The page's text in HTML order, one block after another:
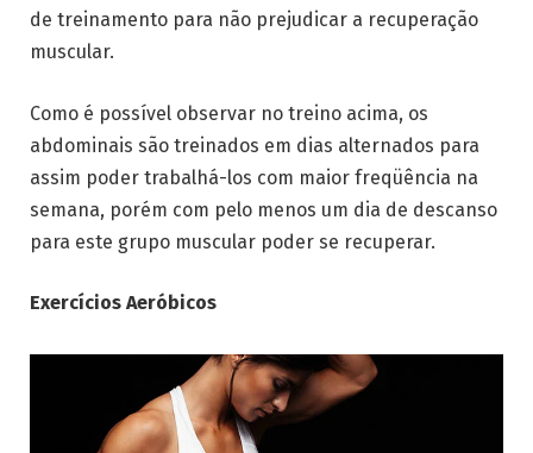
de treinamento para não prejudicar a recuperação
muscular.
Como é possível observar no treino acima, os
abdominais são treinados em dias alternados para
assim poder trabalhá-los com maior freqüência na
semana, porém com pelo menos um dia de descanso
para este grupo muscular poder se recuperar.
Exercícios Aeróbicos